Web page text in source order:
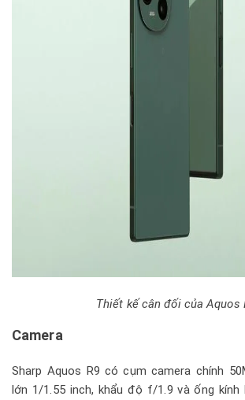
Thiết kế cân đối của Aquos
Camera
Sharp Aquos R9 có cụm camera chính
lớn 1/1.55 inch, khẩu độ f/1.9 và ống kính